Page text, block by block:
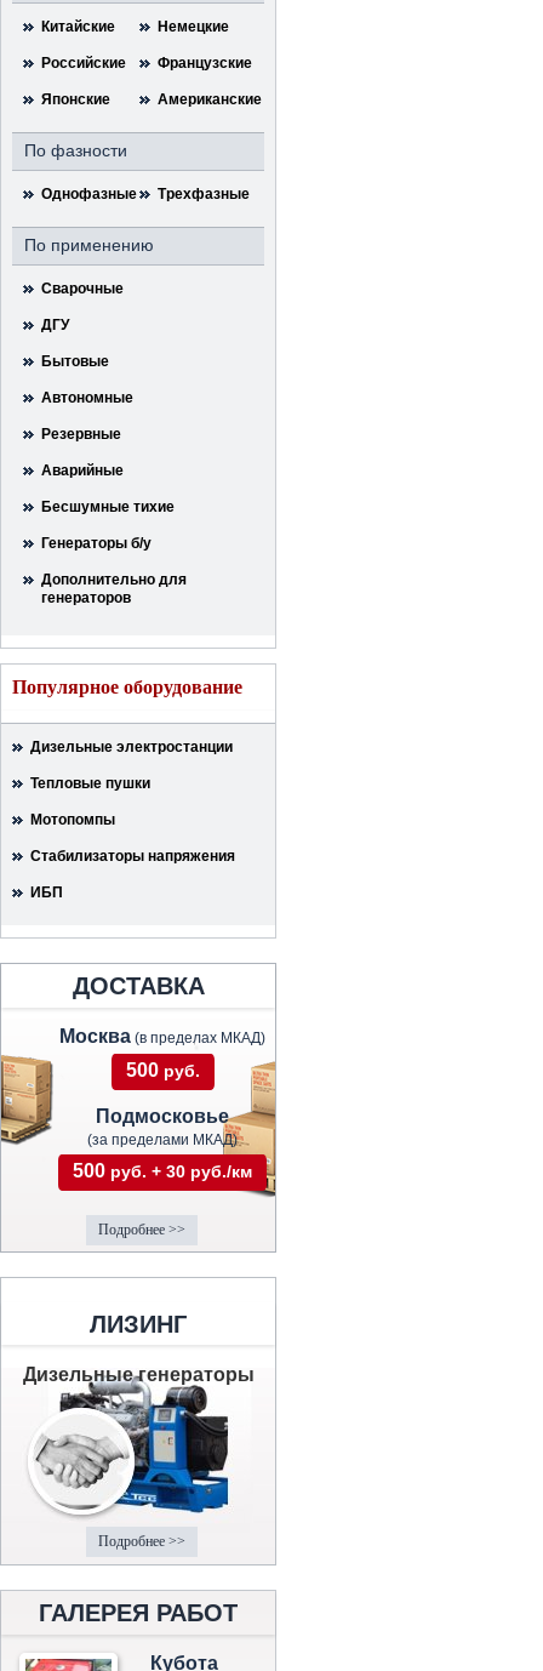
Китайские Немецкие
Российские Французские
Японские Американские
По фазности
Однофазные Трехфазные
По применению
Сварочные
ДГУ
Бытовые
Автономные
Резервные
Аварийные
Бесшумные тихие
Генераторы б/у
Дополнительно для
генераторов
Популярное оборудование
Дизельные электростанции
Тепловые пушки
Мотопомпы
Стабилизаторы напряжения
ИБП
ДОСТАВКА
Москва (в пределах МКАД)
500 руб.
Подмосковье
(за пределами МКАД)
500 руб. + 30 руб./км
Подробнее >>
ЛИЗИНГ
Дизельные генераторы
Подробнее >>
ГАЛЕРЕЯ РАБОТ
Кубота